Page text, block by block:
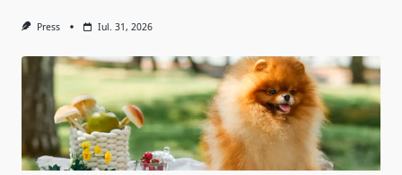
Press Iul. 31, 2026